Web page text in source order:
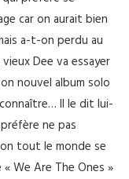
car on aurait bien
a-t-on perdu au
Dee va essayer
nouvel album solo
Il le dit lui-
ne pas
tout le monde se
We Are The Ones »